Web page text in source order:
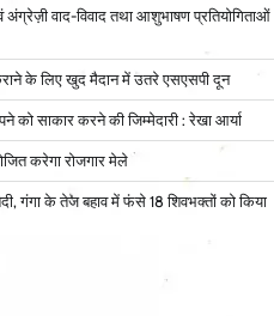
वाद-विवाद तथा आशुभाषण प्रतियोगिताओं
के लिए खुद मैदान में उतरे एसएसपी दून
को साकार करने की जिम्मेदारी : रेखा आर्या
करेगा रोजगार मेले
गंगा के तेज बहाव में फंसे 18 शिवभक्तों को किया